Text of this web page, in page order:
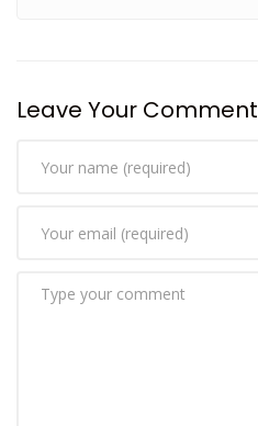
Leave Your Comment